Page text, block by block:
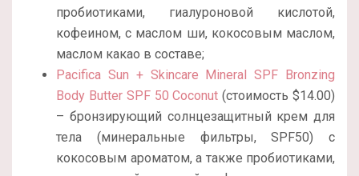
пробиотиками, гиалуроновой кислотой,
кофеином, с маслом ши, кокосовым маслом,
маслом какао в составе;
Pacifica Sun + Skincare Mineral SPF Bronzing
Body Butter SPF 50 Coconut (стоимость $14.00)
– бронзирующий солнцезащитный крем для
тела (минеральные фильтры, SPF50) с
кокосовым ароматом, а также пробиотиками,